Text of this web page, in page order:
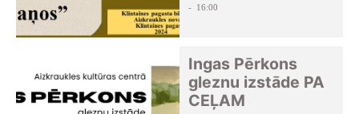
- 16:00
Ingas Pērkons
gleznu izstāde PA
CEĻAM